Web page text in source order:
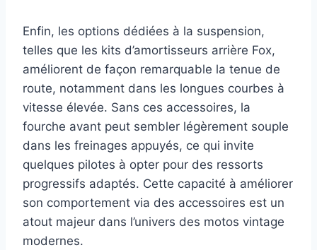
Enfin, les options dédiées à la suspension,
telles que les kits d’amortisseurs arrière Fox,
améliorent de façon remarquable la tenue de
route, notamment dans les longues courbes à
vitesse élevée. Sans ces accessoires, la
fourche avant peut sembler légèrement souple
dans les freinages appuyés, ce qui invite
quelques pilotes à opter pour des ressorts
progressifs adaptés. Cette capacité à améliorer
son comportement via des accessoires est un
atout majeur dans l’univers des motos vintage
modernes.